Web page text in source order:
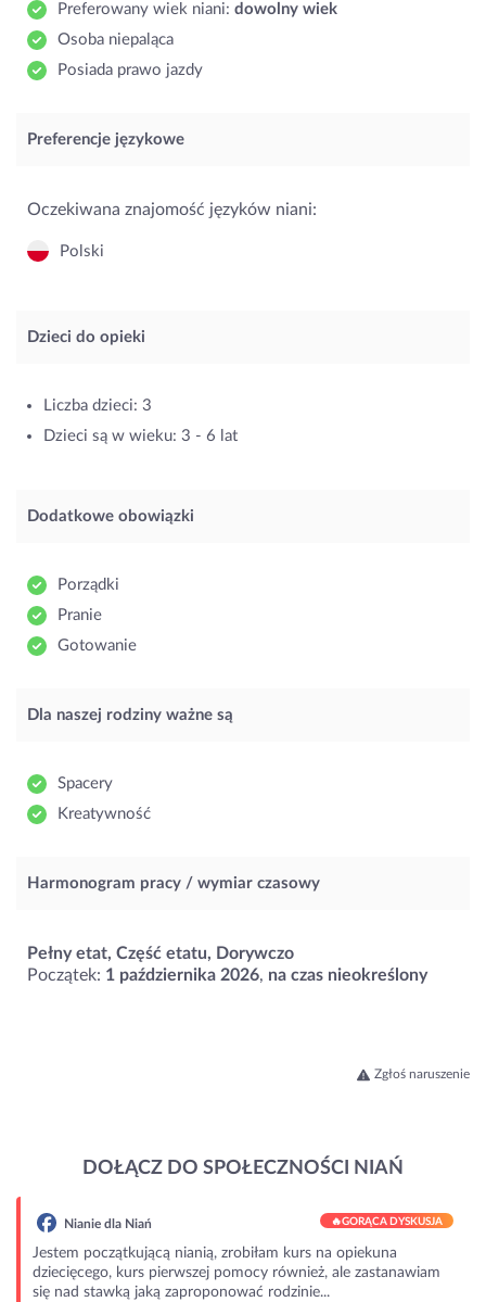
Preferowany wiek niani: dowolny wiek
Osoba niepaląca
Posiada prawo jazdy
Preferencje językowe
Oczekiwana znajomość języków niani:
Polski
Dzieci do opieki
Liczba dzieci: 3
Dzieci są w wieku: 3 - 6 lat
Dodatkowe obowiązki
Porządki
Pranie
Gotowanie
Dla naszej rodziny ważne są
Spacery
Kreatywność
Harmonogram pracy / wymiar czasowy
Pełny etat, Część etatu, Dorywczo
Początek: 1 października 2026, na czas nieokreślony
Zgłoś naruszenie
DOŁĄCZ DO SPOŁECZNOŚCI NIAŃ
Nianie dla Niań 🔥GORĄCA DYSKUSJA
Jestem początkującą nianią, zrobiłam kurs na opiekuna
dziecięcego, kurs pierwszej pomocy również, ale zastanawiam
się nad stawką jaką zaproponować rodzinie...